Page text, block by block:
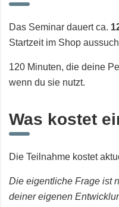
Das Seminar dauert ca.
Startzeit im Shop
120 Minuten, die deine
wenn du sie nutzt.
Was kostet
Die Teilnahme kostet
Die eigentliche Frage ist
deiner eigenen